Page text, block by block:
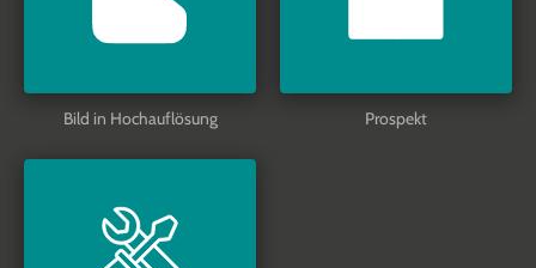
Bild in Hochauflösung Prospekt